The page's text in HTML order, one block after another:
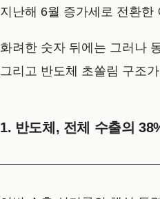
지난해 6월 증가세로 전환한
화려한 숫자 뒤에는 그러나
그리고 반도체 초쏠림 구조
1. 반도체, 전체 수출의